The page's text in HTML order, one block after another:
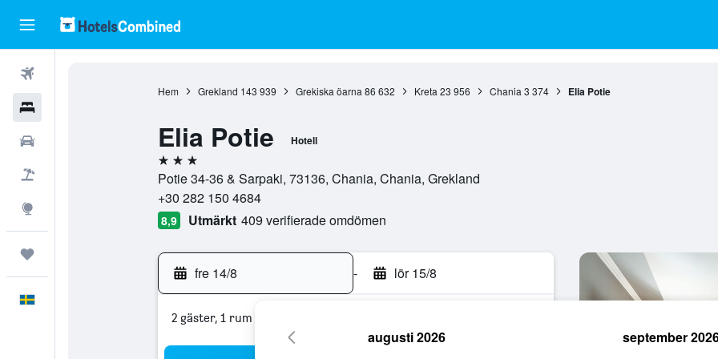
Hem Grekland 143 939 Grekiska öarna 86 632 Kreta 23 956 Chania 3 374 Elia Potie
Elia Potie Hotell
3 stjärnor
Potie 34-36 & Sarpaki, 73136, Chania, Chania, Grekland
+30 282 150 4684
8,9 Utmärkt 409 verifierade omdömen
fre 14/8 - lör 15/8
2 gäster, 1 rum
augusti 2026 september